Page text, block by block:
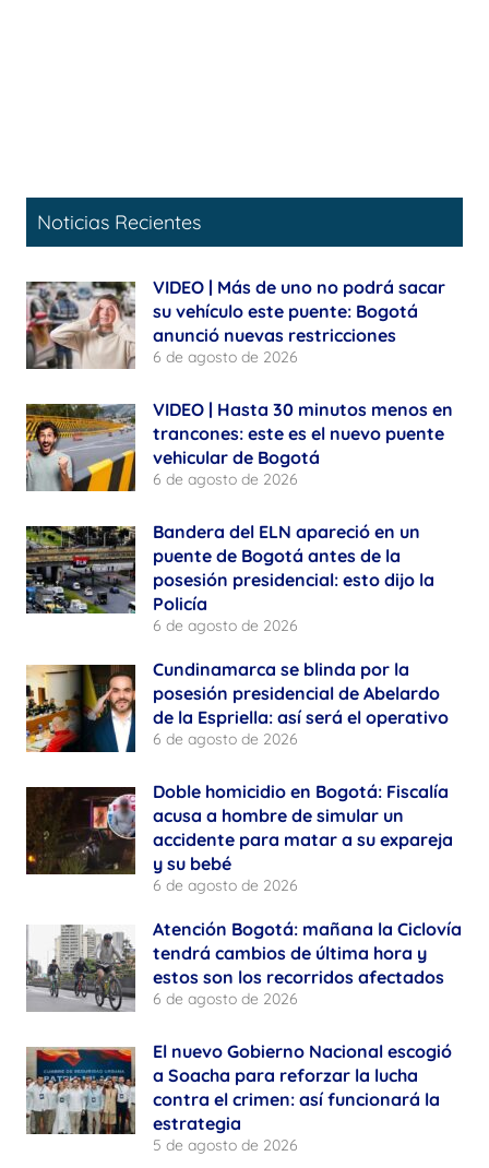
Noticias Recientes
VIDEO | Más de uno no podrá sacar
su vehículo este puente: Bogotá
anunció nuevas restricciones
6 de agosto de 2026
VIDEO | Hasta 30 minutos menos en
trancones: este es el nuevo puente
vehicular de Bogotá
6 de agosto de 2026
Bandera del ELN apareció en un
puente de Bogotá antes de la
posesión presidencial: esto dijo la
Policía
6 de agosto de 2026
Cundinamarca se blinda por la
posesión presidencial de Abelardo
de la Espriella: así será el operativo
6 de agosto de 2026
Doble homicidio en Bogotá: Fiscalía
acusa a hombre de simular un
accidente para matar a su expareja
y su bebé
6 de agosto de 2026
Atención Bogotá: mañana la Ciclovía
tendrá cambios de última hora y
estos son los recorridos afectados
6 de agosto de 2026
El nuevo Gobierno Nacional escogió
a Soacha para reforzar la lucha
contra el crimen: así funcionará la
estrategia
5 de agosto de 2026